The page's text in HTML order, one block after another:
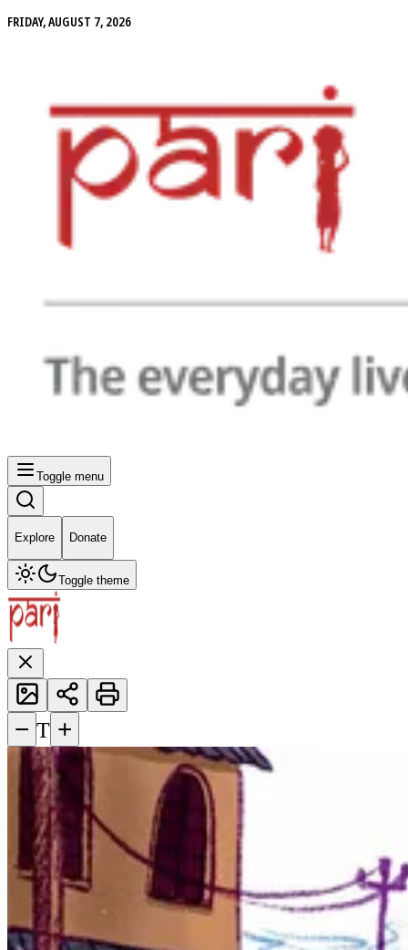
FRIDAY, AUGUST 7, 2026
Toggle menu
Explore Donate
Toggle theme
− T +